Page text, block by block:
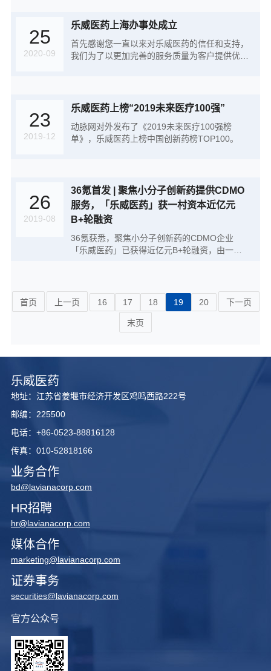
25
2020-09
乐威医药上海办事处成立
首先感谢您一直以来对乐威医药的信任和支持，
我们为了以更加完善的服务质量为客户提供优
为了以更加完善的服务质量为客户提供优质、高
要，正式成立：乐威医药上海办事处。
23
2019-12
乐威医药上榜“2019未来医疗100强”
动脉网对外发布了《2019未来医疗100强榜
单》，乐威医药上榜中国创新药榜TOP100。
26
2019-08
36氪首发 | 聚焦小分子创新药提供CDMO
服务，「乐威医药」获一村资本近亿元
B+轮融资
36氪获悉，聚焦小分子创新药的CDMO企业
「乐威医药」已获得近亿元B+轮融资，由一村
首页 上一页 16 17 18 19 20 下一页
末页
乐威医药
地址：江苏省姜堰市经济开发区鸡鸣西路222号
邮编：225500
电话：+86-0523-88816128
传真：010-52818166
业务合作
bd@lavianacorp.com
HR招聘
hr@lavianacorp.com
媒体合作
marketing@lavianacorp.com
证券事务
securities@lavianacorp.com
官方公众号